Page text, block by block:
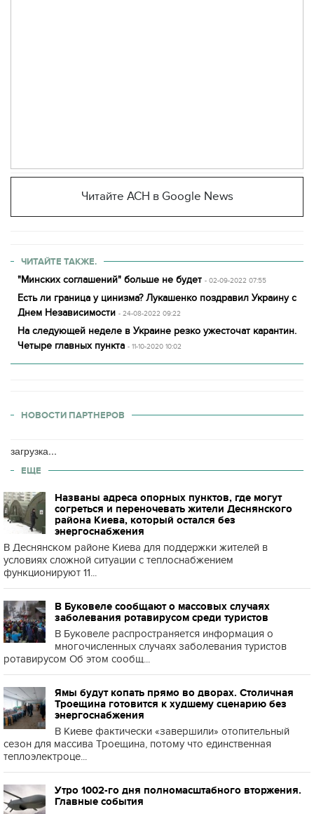
Читайте АСН в Google News
ЧИТАЙТЕ ТАКЖЕ.
"Минских соглашений" больше не будет - 02-09-2022 07:55
Есть ли граница у цинизма? Лукашенко поздравил Украину с
Днем Независимости - 24-08-2022 09:22
На следующей неделе в Украине резко ужесточат карантин.
Четыре главных пункта - 11-10-2020 10:02
НОВОСТИ ПАРТНЕРОВ
загрузка...
ЕЩЕ
Названы адреса опорных пунктов, где могут
согреться и переночевать жители Деснянского
района Киева, который остался без
энергоснабжения
В Деснянском районе Киева для поддержки жителей в
условиях сложной ситуации с теплоснабжением
функционируют 11...
В Буковеле сообщают о массовых случаях
заболевания ротавирусом среди туристов
В Буковеле распространяется информация о
многочисленных случаях заболевания туристов
ротавирусом Об этом сообщ...
Ямы будут копать прямо во дворах. Столичная
Троещина готовится к худшему сценарию без
энергоснабжения
В Киеве фактически «завершили» отопительный
сезон для массива Троещина, потому что единственная
теплоэлектроце...
Утро 1002-го дня полномасштабного вторжения.
Главные события